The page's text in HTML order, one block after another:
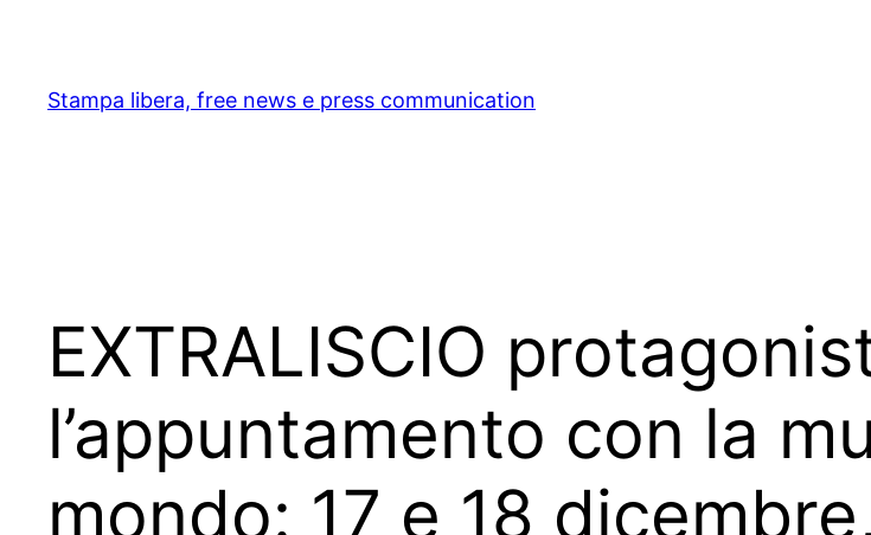
content
Stampa libera, free news e press communication
EXTRALISCIO
l’appuntamento con la
mondo: 17 e 18